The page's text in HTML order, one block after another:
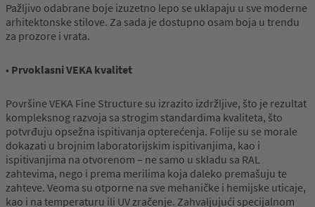
Pažljivo odabrane boje izuzetno lepo se uklapaju u sve moderne
arhitektonske stilove. Za sada je dostupno osam boja u trendu
za prozore i vrata.
• Prvoklasni VEKA kvalitet
Površine VEKA Fine Structure su izrazito izdržljive, što je rezultat
kompleksnog razvoja sa strogim standardima kvaliteta, što
potvrđuju opsežna ispitivanja opterećenja. Folije su se morale
dokazati u brojnim laboratorijskim ispitivanjima, kao i
ispitivanjima na otvorenom – ne samo u skladu sa RAL
zahtevima, nego i prema merilima koja daleko premašuju te
zahteve. Veoma su otporne na sve mehaničke i hemijske uticaje,
kao i na temperaturu ili UV zračenje. Zahvaljujući specijalnom